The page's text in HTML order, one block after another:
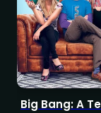
Big Bang: A